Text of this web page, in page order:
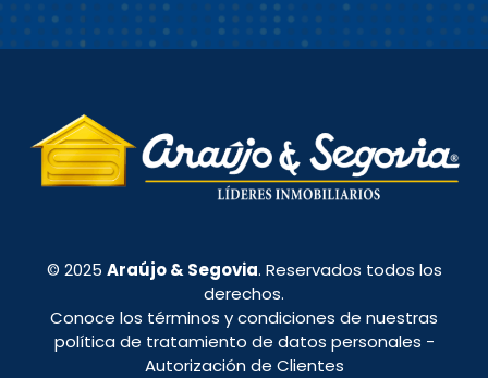
© 2025 Araújo & Segovia. Reservados todos los
derechos.
Conoce los términos y condiciones de nuestras
política de tratamiento de datos personales -
Autorización de Clientes